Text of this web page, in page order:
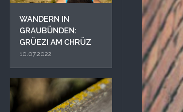
WANDERN IN
GRAUBÜNDEN:
GRÜEZI AM CHRÜZ
10.07.2022